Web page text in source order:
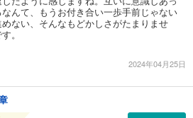
んて、もうお付き合い一歩手前じゃない
ない、そんなもどかしさがたまりませ
。
2024年04月25日